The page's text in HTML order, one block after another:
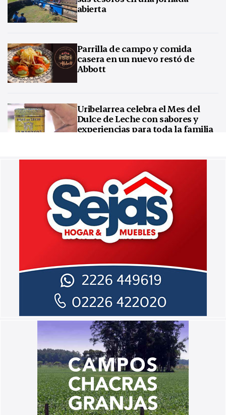
abierta
Parrilla de campo y comida
casera en un nuevo restó de
Abbott
Uribelarrea celebra el Mes del
Dulce de Leche con sabores y
experiencias para toda la familia